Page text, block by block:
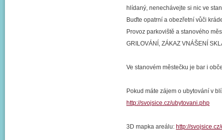
hlídaný, nenechávejte si nic ve
Buďte opatrní a obezřetní vůči
Provoz parkoviště a stanového
GRILOVÁNÍ, ZÁKAZ VNÁŠENÍ
Ve stanovém městečku je bar i
Pokud máte zájem o ubytování v
http://svojsice.cz/ubytovani.php
3D mapka areálu: http://